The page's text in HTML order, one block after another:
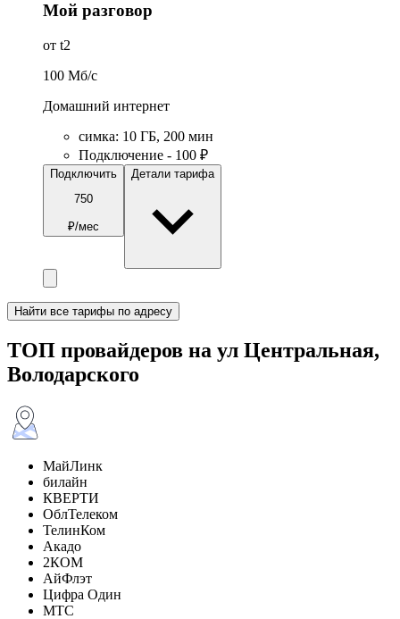
Мой разговор
от t2
100 Мб/c
Домашний интернет
симка: 10 ГБ, 200 мин
Подключение - 100 ₽
Подключить
750
₽/мес
Детали тарифа
Найти все тарифы по адресу
ТОП провайдеров на ул Центральная,
Володарского
МайЛинк
билайн
КВЕРТИ
ОблТелеком
ТелинКом
Акадо
2КОМ
АйФлэт
Цифра Один
МТС